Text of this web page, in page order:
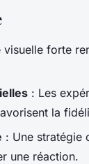
visuelle forte
: Les
la
: Une stratégie
une réaction.